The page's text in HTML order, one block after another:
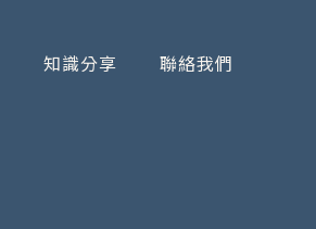
知識分享
聯絡我們